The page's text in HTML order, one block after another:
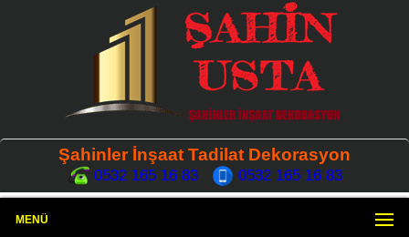
Şahinler İnşaat Tadilat Dekorasyon
0532 165 16 83 0532 165 16 83
MENÜ